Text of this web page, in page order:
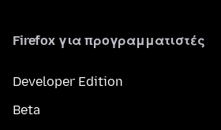
Firefox για προγραμματιστές
Developer Edition
Beta